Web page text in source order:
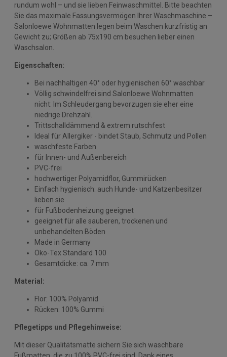
rundum wohl – und sie lieben Feinwaschmittel. Bitte beachten
Sie das maximale Fassungsvermögen Ihrer Waschmaschine –
Salonloewe Wohnmatten legen beim Waschen kurzfristig an
Gewicht zu; Größen ab 75x190 cm besuchen lieber einen
Waschsalon.
Eigenschaften:
Bei nachhaltigen 40° oder hygienischen 60° waschbar
Völlig schwindelfrei sind Salonloewe Wohnmatten
nicht: Im Schleudergang bevorzugen sie eher eine
niedrige Drehzahl.
Trittschalldämmend & extrem rutschfest
Ideal für Allergiker - bindet Staub, Schmutz und Pollen
waschfeste Farben
für Innen- und Außenbereich
PVC-frei
hochwertiger Polyamidflor, Gummirücken
Einfach hygienisch: auch Hunde- und Katzenbesitzer
lieben sie
für Fußbodenheizung geeignet
geeignet für alle sauberen, trockenen und
unbehandelten Böden
Made in Germany
Öko-Tex Standard 100
Gesamtdicke: ca. 7 mm
Material:
Flor: 100% Polyamid
Rücken: 100% Gummi
Pflegetipps und Pflegehinweise:
Mit dieser Qualitätsmatte sichern Sie sich waschbare